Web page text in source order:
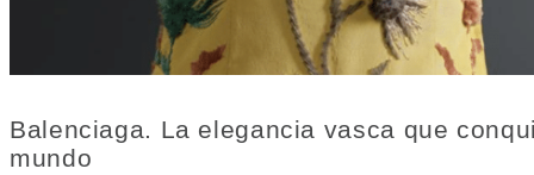
Balenciaga. La elegancia vasca que
mundo